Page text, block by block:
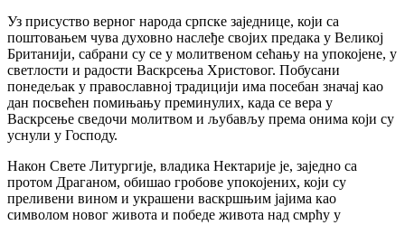
Уз присуство верног народа српске заједнице, који са
поштовањем чува духовно наслеђе својих предака у Великој
Британији, сабрани су се у молитвеном сећању на упокојене, у
светлости и радости Васкрсења Христовог. Побусани
понедељак у православној традицији има посебан значај као
дан посвећен помињању преминулих, када се вера у
Васкрсење сведочи молитвом и љубављу према онима који су
уснули у Господу.
Након Свете Литургије, владика Нектарије је, заједно са
протом Драганом, обишао гробове упокојених, који су
преливени вином и украшени васкршњим јајима као
символом новог живота и победе живота над смрћу у